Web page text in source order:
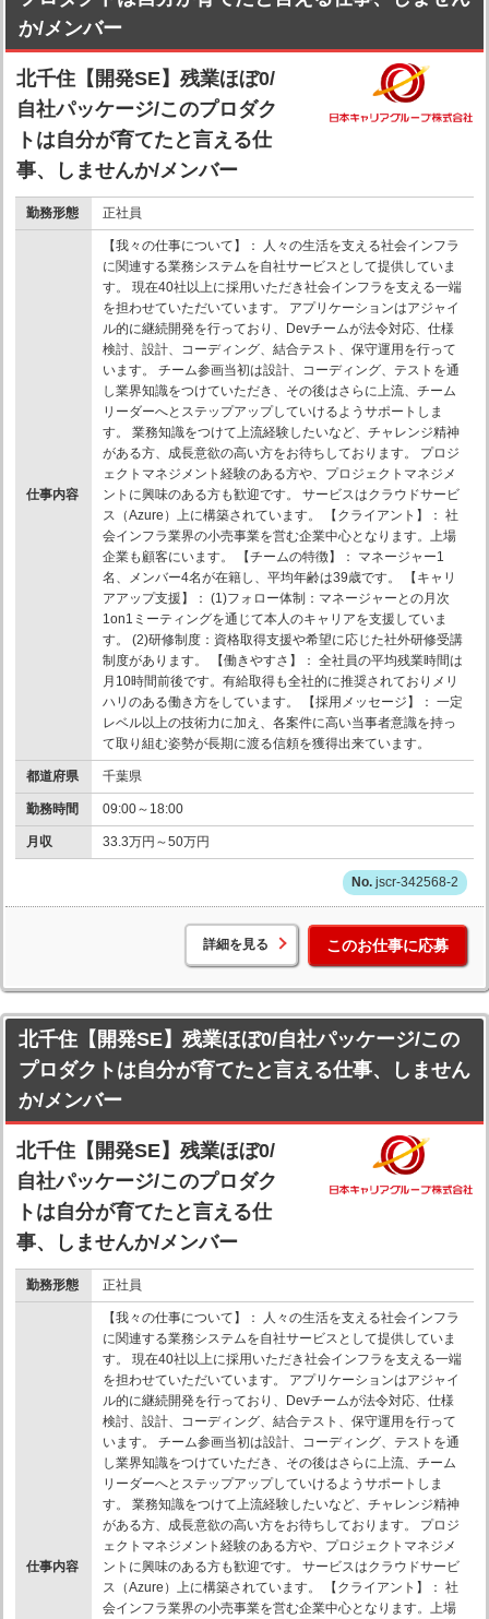
か/メンバー
北千住【開発SE】残業ほぼ0/
自社パッケージ/このプロダク
トは自分が育てたと言える仕
事、しませんか/メンバー
勤務形態 正社員
仕事内容
【我々の仕事について】： 人々の生活を支える社会インフラ
に関連する業務システムを自社サービスとして提供していま
す。 現在40社以上に採用いただき社会インフラを支える一端
を担わせていただいています。 アプリケーションはアジャイ
ル的に継続開発を行っており、Devチームが法令対応、仕様
検討、設計、コーディング、結合テスト、保守運用を行って
います。 チーム参画当初は設計、コーディング、テストを通
し業界知識をつけていただき、その後はさらに上流、チーム
リーダーへとステップアップしていけるようサポートしま
す。 業務知識をつけて上流経験したいなど、チャレンジ精神
がある方、成長意欲の高い方をお待ちしております。 プロジ
ェクトマネジメント経験のある方や、プロジェクトマネジメ
ントに興味のある方も歓迎です。 サービスはクラウドサービ
ス（Azure）上に構築されています。 【クライアント】： 社
会インフラ業界の小売事業を営む企業中心となります。上場
企業も顧客にいます。 【チームの特徴】： マネージャー1
名、メンバー4名が在籍し、平均年齢は39歳です。 【キャリ
アアップ支援】： (1)フォロー体制：マネージャーとの月次
1on1ミーティングを通じて本人のキャリアを支援していま
す。 (2)研修制度：資格取得支援や希望に応じた社外研修受講
制度があります。 【働きやすさ】： 全社員の平均残業時間は
月10時間前後です。有給取得も全社的に推奨されておりメリ
ハリのある働き方をしています。 【採用メッセージ】： 一定
レベル以上の技術力に加え、各案件に高い当事者意識を持っ
て取り組む姿勢が長期に渡る信頼を獲得出来ています。
都道府県 千葉県
勤務時間 09:00～18:00
月収 33.3万円～50万円
jscr-342568-2
詳細を見る このお仕事に応募
北千住【開発SE】残業ほぼ0/自社パッケージ/この
プロダクトは自分が育てたと言える仕事、しません
か/メンバー
北千住【開発SE】残業ほぼ0/
自社パッケージ/このプロダク
トは自分が育てたと言える仕
事、しませんか/メンバー
勤務形態 正社員
仕事内容
【我々の仕事について】： 人々の生活を支える社会インフラ
に関連する業務システムを自社サービスとして提供していま
す。 現在40社以上に採用いただき社会インフラを支える一端
を担わせていただいています。 アプリケーションはアジャイ
ル的に継続開発を行っており、Devチームが法令対応、仕様
検討、設計、コーディング、結合テスト、保守運用を行って
います。 チーム参画当初は設計、コーディング、テストを通
し業界知識をつけていただき、その後はさらに上流、チーム
リーダーへとステップアップしていけるようサポートしま
す。 業務知識をつけて上流経験したいなど、チャレンジ精神
がある方、成長意欲の高い方をお待ちしております。 プロジ
ェクトマネジメント経験のある方や、プロジェクトマネジメ
ントに興味のある方も歓迎です。 サービスはクラウドサービ
ス（Azure）上に構築されています。 【クライアント】： 社
会インフラ業界の小売事業を営む企業中心となります。上場